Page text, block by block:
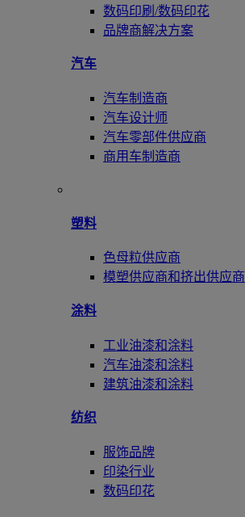
数码印刷/数码印花
品牌商解决方案
汽车
汽车制造商
汽车设计师
汽车零部件供应商
商用车制造商
塑料
色母粒供应商
模塑供应商和挤出供应商
涂料
工业油漆和涂料
汽车油漆和涂料
建筑油漆和涂料
纺织
服饰品牌
印染行业
数码印花